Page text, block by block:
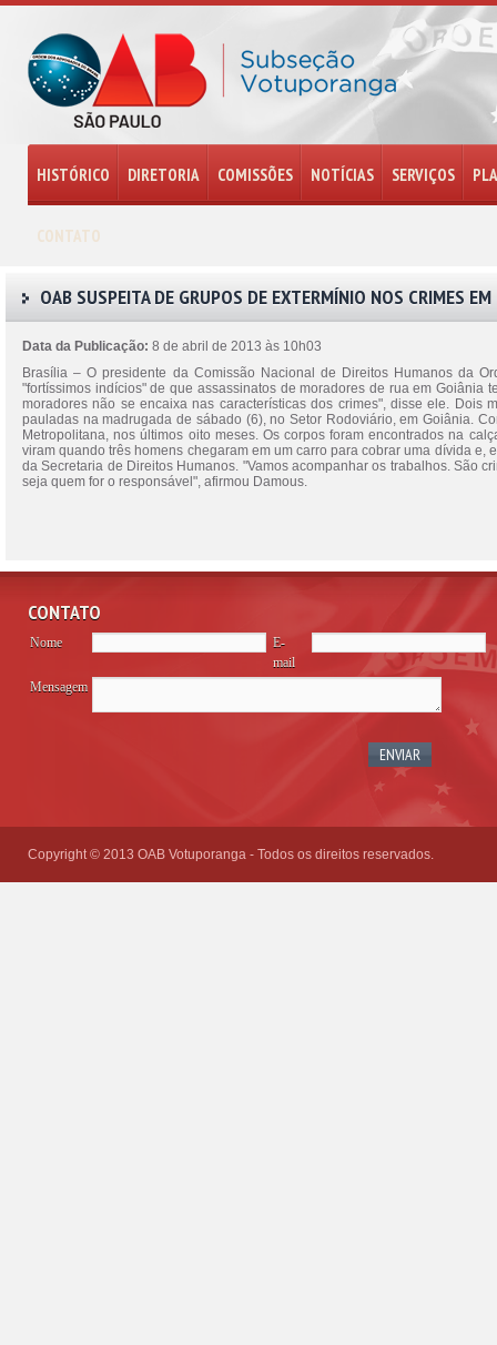
HISTÓRICO DIRETORIA COMISSÕES NOTÍCIAS SERVIÇOS
CONTATO
OAB SUSPEITA DE GRUPOS DE EXTERMÍNIO NOS CRIMES EM
Data da Publicação: 8 de abril de 2013 às 10h03
Brasília – O presidente da Comissão Nacional de Direitos Humanos da
"fortíssimos indícios" de que assassinatos de moradores de rua em
moradores não se encaixa nas características dos crimes", disse ele. Dois
pauladas na madrugada de sábado (6), no Setor Rodoviário, em Goiânia.
Metropolitana, nos últimos oito meses. Os corpos foram encontrados na
viram quando três homens chegaram em um carro para cobrar uma dívida
da Secretaria de Direitos Humanos. "Vamos acompanhar os trabalhos. São
seja quem for o responsável", afirmou Damous.
CONTATO
Nome
E-
mail
Mensagem
Copyright © 2013 OAB Votuporanga - Todos os direitos reservados.